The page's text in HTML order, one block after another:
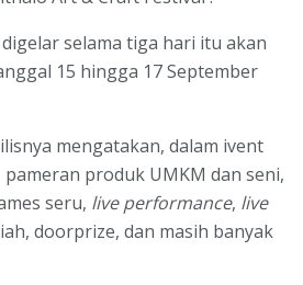
selama tiga hari itu akan
15 hingga 17 September
mengatakan, dalam ivent
produk UMKM dan seni,
seru, live performance, live
doorprize, dan masih banyak